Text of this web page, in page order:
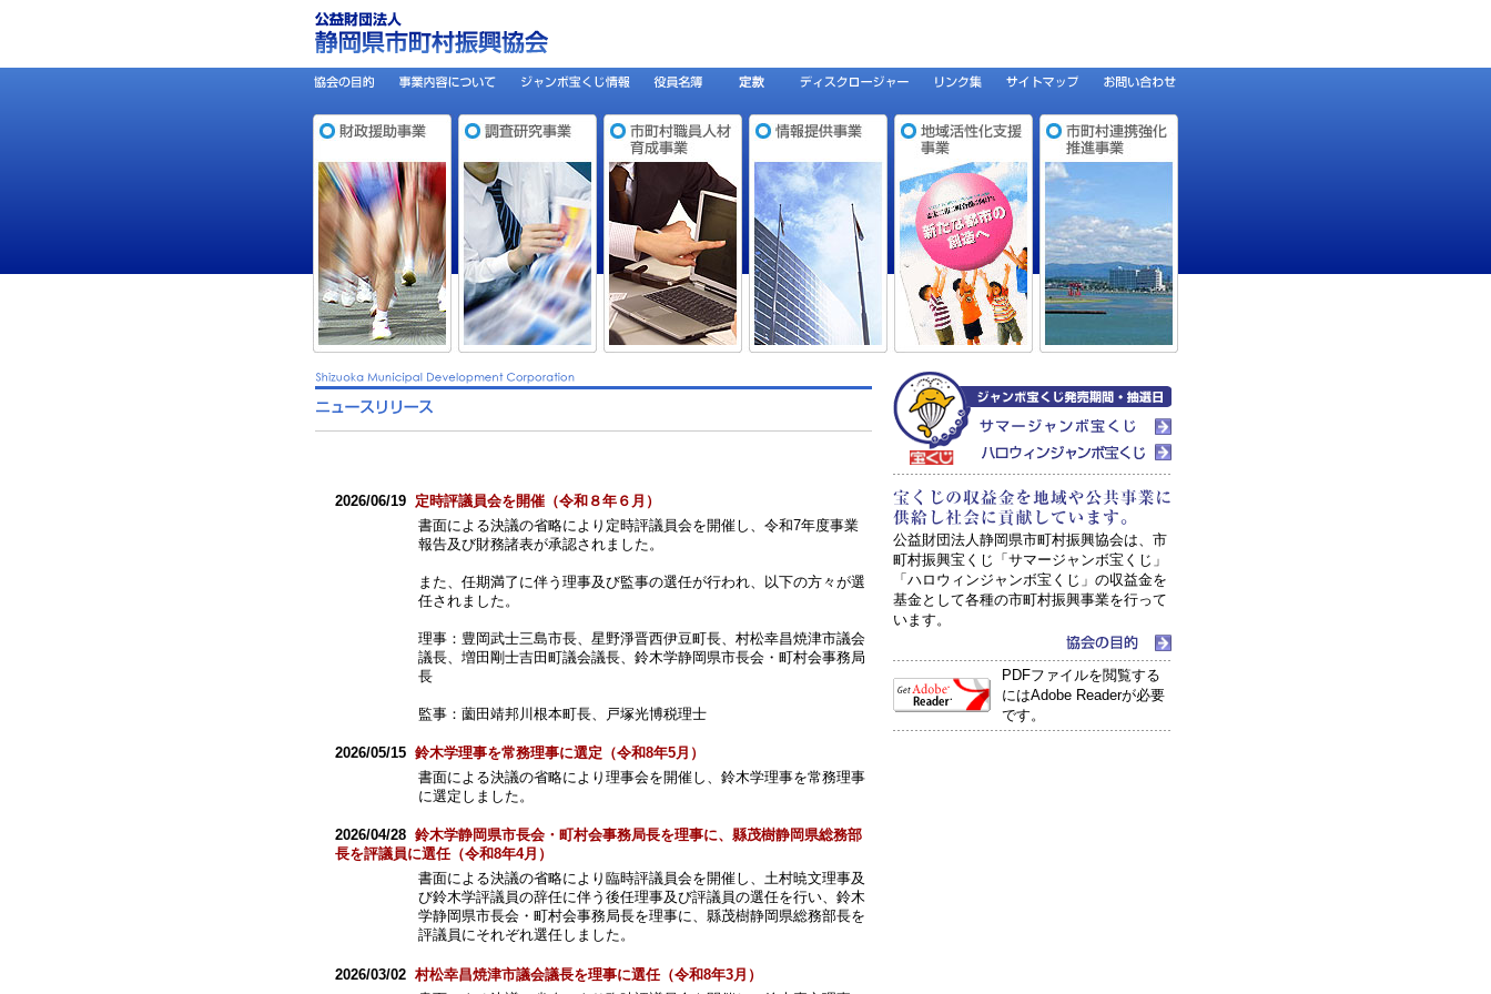
2026/06/19 定時評議員会を開催（令和８年６月）
書面による決議の省略により定時評議員会を開催し、令和7年度事業
報告及び財務諸表が承認されました。
また、任期満了に伴う理事及び監事の選任が行われ、以下の方々が選
任されました。
理事：豊岡武士三島市長、星野淨晋西伊豆町長、村松幸昌焼津市議会
議長、増田剛士吉田町議会議長、鈴木学静岡県市長会・町村会事務局
長
監事：薗田靖邦川根本町長、戸塚光博税理士
2026/05/15鈴木学理事を常務理事に選定（令和8年5月）
書面による決議の省略により理事会を開催し、鈴木学理事を常務理事
に選定しました。
2026/04/28鈴木学静岡県市長会・町村会事務局長を理事に、縣茂樹静岡県総務部
長を評議員に選任（令和8年4月）
書面による決議の省略により臨時評議員会を開催し、土村暁文理事及
び鈴木学評議員の辞任に伴う後任理事及び評議員の選任を行い、鈴木
学静岡県市長会・町村会事務局長を理事に、縣茂樹静岡県総務部長を
評議員にそれぞれ選任しました。
2026/03/02村松幸昌焼津市議会議長を理事に選任（令和8年3月）
公益財団法人静岡県市町村振興協会は、市
町村振興宝くじ「サマージャンボ宝くじ」
「ハロウィンジャンボ宝くじ」の収益金を
基金として各種の市町村振興事業を行って
います。
PDFファイルを閲覧する
にはAdobe Readerが必要
です。